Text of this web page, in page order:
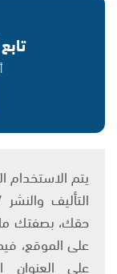
حقك، بصفتك
على الموقع،